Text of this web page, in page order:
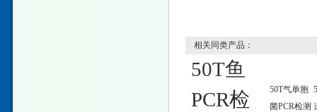
相关同类产品：
50T鱼
PCR检
50T气单胞
菌PCR检测